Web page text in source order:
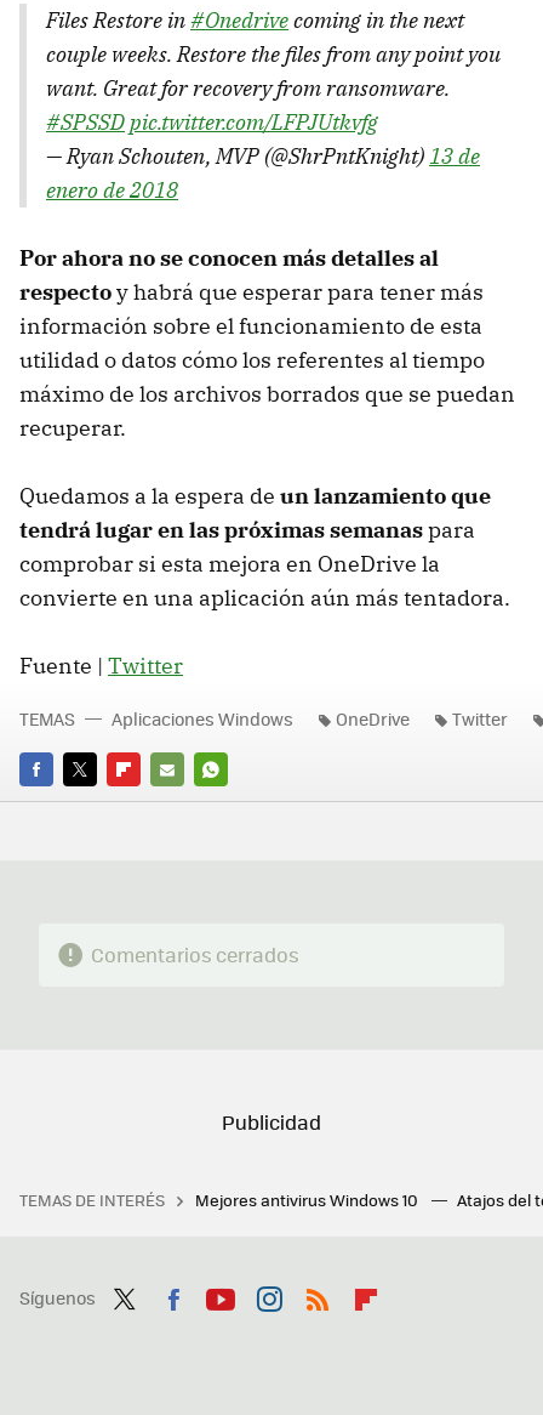
Files Restore in#Onedrivecoming in the next
couple weeks. Restore the files from any point you
want. Great for recovery from ransomware.
#SPSSDpic.twitter.com/LFPJUtkvfg
— Ryan Schouten, MVP (@ShrPntKnight)13 de
enero de 2018
Por ahora no se conocen más detalles al
respectoy habrá que esperar para tener más
información sobre el funcionamiento de esta
utilidad o datos cómo los referentes al tiempo
máximo de los archivos borrados que se puedan
recuperar.
Quedamos a la espera de un lanzamiento que
tendrá lugar en las próximas semanaspara
comprobar si esta mejora en OneDrive la
convierte en una aplicación aún más tentadora.
Fuente | Twitter
FACEBOOK
TWITTERFLIPBOARD
E-
WHATSAPP
TEMAS Aplicaciones Windows OneDrive Twitter
Comentarios cerrados
TEMAS DE INTERÉS Mejores antivirus Windows 10 Atajos del
Síguenos